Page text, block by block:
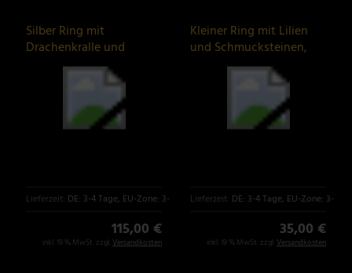
Silber Ring mit
Drachenkralle und
aufgelegtem
Lieferzeit: DE: 3-4 Tage, EU-Zone: 3-6 Tage
115,00 €
inkl. 19 % MwSt. zzgl. Versandkosten
Kleiner Ring mit Lilien
und Schmucksteinen,
Biker Schmuck
Lieferzeit: DE: 3-4 Tage, EU-Zone: 3-6
35,00 €
inkl. 19 % MwSt. zzgl. Versandkosten